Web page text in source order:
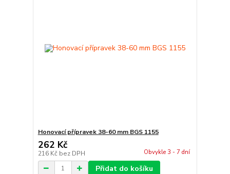
Honovací přípravek 38-60 mm BGS 1155
262 Kč
216 Kč bez DPH Obvykle 3 - 7 dní
Přidat do košíku